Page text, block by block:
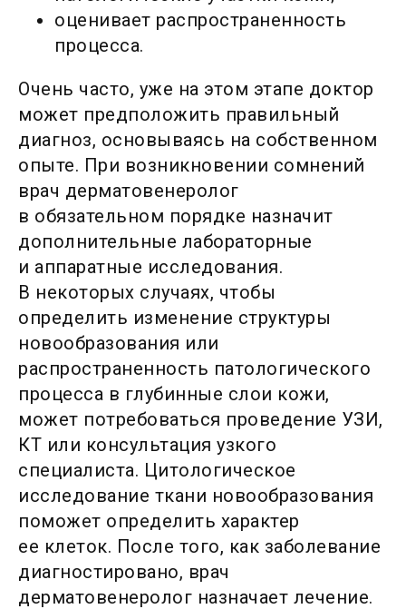
оценивает распространенность
процесса.
Очень часто, уже на этом этапе доктор
может предположить правильный
диагноз, основываясь на собственном
опыте. При возникновении сомнений
врач дерматовенеролог
в обязательном порядке назначит
дополнительные лабораторные
и аппаратные исследования.
В некоторых случаях, чтобы
определить изменение структуры
новообразования или
распространенность патологического
процесса в глубинные слои кожи,
может потребоваться проведение УЗИ,
КТ или консультация узкого
специалиста. Цитологическое
исследование ткани новообразования
поможет определить характер
ее клеток. После того, как заболевание
диагностировано, врач
дерматовенеролог назначает лечение.